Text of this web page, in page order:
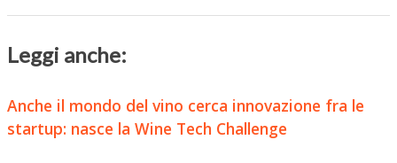
Leggi anche:
Anche il mondo del vino cerca innovazione fra le
startup: nasce la Wine Tech Challenge